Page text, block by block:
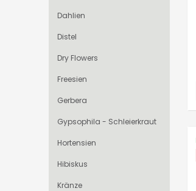
Dahlien
Distel
Dry Flowers
Freesien
Gerbera
Gypsophila - Schleierkraut
Hortensien
Hibiskus
Kränze